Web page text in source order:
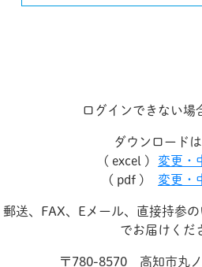
ログインできない場
ダウンロード
( excel )
変更・
( pdf )
変更・
郵送、FAX、Eメール、直接持参
でお届けくだ
〒780-8570 高知市丸